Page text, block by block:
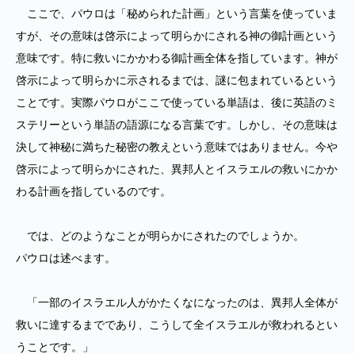
ここで、パウロは「秘められた計画」という言葉を使っていま
すが、その意味は啓示によって明らかにされる神の御計画という
意味です。特に救いにかかわる御計画全体を指しています。神が
啓示によって明らかに示されるまでは、謎に包まれているという
ことです。実際パウロがここで使っている単語は、後に英語のミ
ステリーという単語の語源になる言葉です。しかし、その意味は
決して神秘に満ちた秘密の教えという意味ではありません。今や
啓示によって明らかにされた、異邦人とイスラエルの救いにかか
わる計画を指しているのです。
では、どのようなことが明らかにされたのでしょうか。
パウロは述べます。
「一部のイスラエル人がかたくなになったのは、異邦人全体が
救いに達するまでであり、こうして全イスラエルが救われるとい
うことです。」